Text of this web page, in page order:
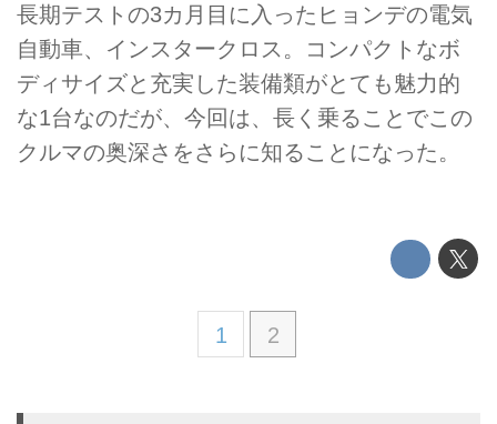
長期テストの3カ月目に入ったヒョンデの電気
自動車、インスタークロス。コンパクトなボ
ディサイズと充実した装備類がとても魅力的
な1台なのだが、今回は、長く乗ることでこの
クルマの奥深さをさらに知ることになった。
1 2